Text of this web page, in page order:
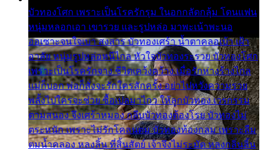
บัวทองโศก เพราะเป็นโรครักรุม ในอกกลัดกลุ้ม โดนแฟน
หนุ่มหลอกเอา เขารวย และรูปหล่อ มาพะเน้าพะนอ
ออเซาะจนใจเบา สงสาร บัวทองเศร้า น้ำตาคลอเบ้า เฝ้า
อาลัย หนุ่มรูปหล่อหนีไกล หัวใจบัวทองระรวย บัวทองโศก
เพราะเป็นโรครักจาง ชีวิตเคว้งคว้าง เมื่อรักห่างร้างไกล
แม่ก็บอก พ่อก็สั่งจะรักใครสักครั้ง อย่าไปหวังความรวย
พลั้งไปใครจะช่วย ซื้อเปลมาไกว ให้ลูกบัวทอง เวรกรรม
ตามสนอง จึงเศร้าหมอง กลีบบัวทองต้องโรย บัวทองไม่
ตระหนัก เพราะไม่รักโคลนตม บัวทองท้องกลม เพราะลืม
ตมน้ำคลอง หลงลิ้น ที่สิ้นสัตย์ เจ้าจึงไม่ระมัด หลงกลิ่นลิ้น